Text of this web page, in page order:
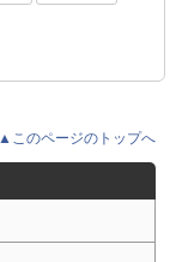
▲このページのトップへ